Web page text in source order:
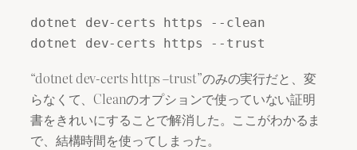
dotnet dev-certs https --clean
dotnet dev-certs https --trust
“dotnet dev-certs https –trust”のみの実行だと、変
らなくて、Cleanのオプションで使っていない証明
書をきれいにすることで解消した。ここがわかるま
で、結構時間を使ってしまった。